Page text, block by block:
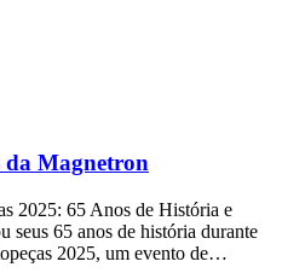
da Magnetron
2025: 65 Anos de História e
seus 65 anos de história durante
2025, um evento de…